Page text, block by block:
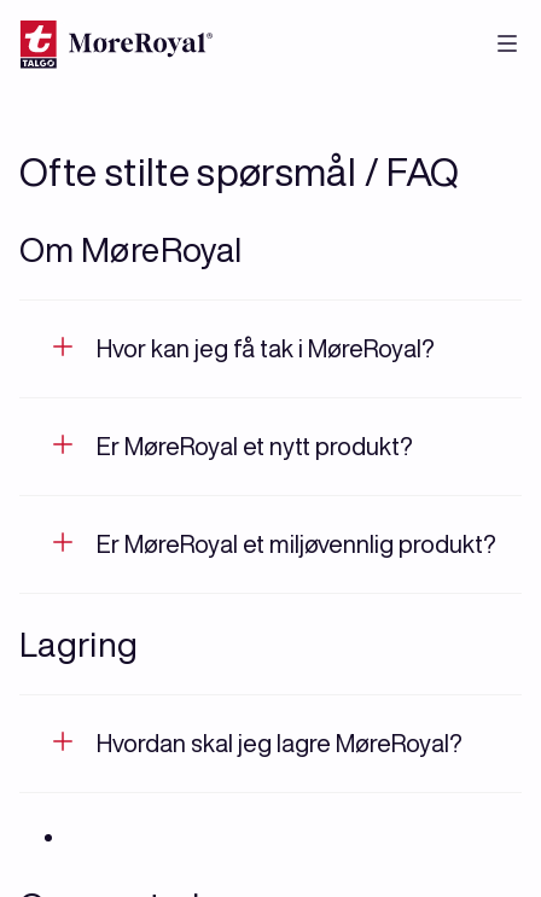
Hopp
Ofte stilte spørsmål / FAQ
Om MøreRoyal
Hvor kan jeg få tak i MøreRoyal?
Er MøreRoyal et nytt produkt?
Er MøreRoyal et miljøvennlig produkt?
Lagring
Hvordan skal jeg lagre MøreRoyal?